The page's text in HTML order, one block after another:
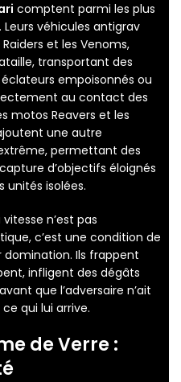
comptent parmi les plus
véhicules antigrav
et les Venoms,
transportant des
empoisonnés ou
au contact des
motos Reavers et les
une autre
permettant des
d’objectifs éloignés
unités isolées.
vitesse n’est pas
c’est une condition de
domination. Ils frappent
infligent des dégâts
que l’adversaire n’ait
qui lui arrive.
de Verre :